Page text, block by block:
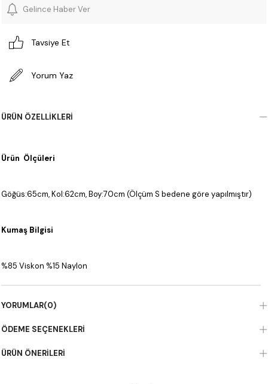
Gelince Haber Ver
Tavsiye Et
Yorum Yaz
ÜRÜN ÖZELLIKLERI
Ürün Ölçüleri
Göğüs:65cm, Kol:62cm, Boy:70cm (Ölçüm S bedene göre yapılmıştır)
Kumaş Bilgisi
%85 Viskon %15 Naylon
YORUMLAR(0)
ÖDEME SEÇENEKLERI
ÜRÜN ÖNERILERI